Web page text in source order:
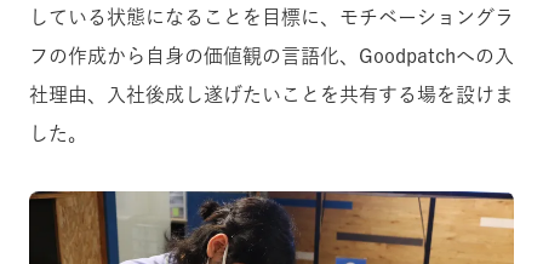
している状態になることを目標に、モチベーショングラ
フの作成から自身の価値観の言語化、Goodpatchへの入
社理由、入社後成し遂げたいことを共有する場を設けま
した。